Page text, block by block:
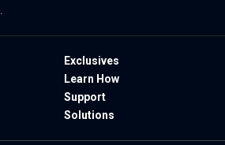
Exclusives
Learn How
Support
Solutions